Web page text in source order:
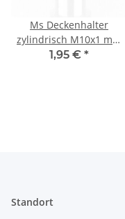
Ms Deckenhalter
zylindrisch M10x1 mm
IG mit M6
1,95 € *
Standort